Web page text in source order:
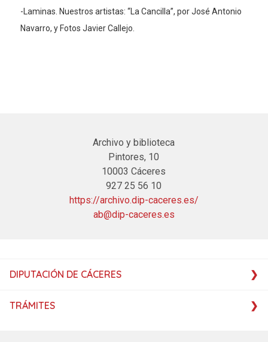
-Laminas. Nuestros artistas: “La Cancilla”, por José Antonio
Navarro, y Fotos Javier Callejo.
Archivo y biblioteca
Pintores, 10
10003 Cáceres
927 25 56 10
https://archivo.dip-caceres.es/
ab@dip-caceres.es
DIPUTACIÓN DE CÁCERES
TRÁMITES